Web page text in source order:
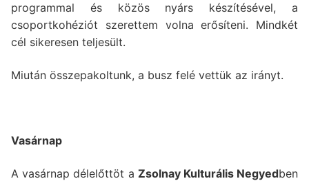
programmal és közös nyárs készítésével, a
csoportkohéziót szerettem volna erősíteni. Mindkét
cél sikeresen teljesült.
Miután összepakoltunk, a busz felé vettük az irányt.
Vasárnap
A vasárnap délelőttöt a Zsolnay Kulturális Negyedben